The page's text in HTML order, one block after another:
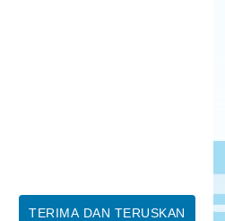
TERIMA DAN TERUSKAN